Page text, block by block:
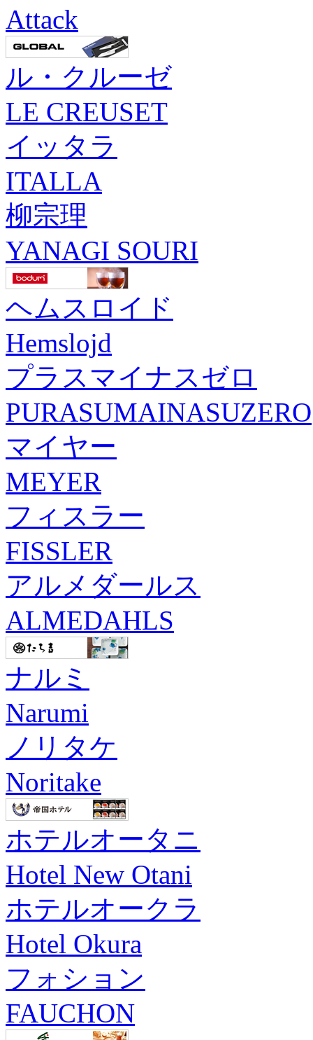
Attack
ル・クルーゼ
LE CREUSET
イッタラ
ITALLA
柳宗理
YANAGI SOURI
ヘムスロイド
Hemslojd
プラスマイナスゼロ
PURASUMAINASUZERO
マイヤー
MEYER
フィスラー
FISSLER
アルメダールス
ALMEDAHLS
ナルミ
Narumi
ノリタケ
Noritake
ホテルオータニ
Hotel New Otani
ホテルオークラ
Hotel Okura
フォション
FAUCHON